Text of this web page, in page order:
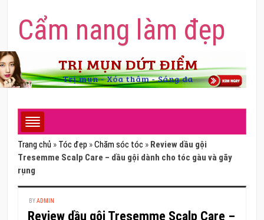
Cẩm nang làm đẹp
Trang chủ » Tóc đẹp »Chăm sóc tóc » Review dầu gội
Tresemme Scalp Care – dầu gội dành cho tóc gàu và gãy
rụng
BYADMIN
Review dầu gội Tresemme Scalp Care –